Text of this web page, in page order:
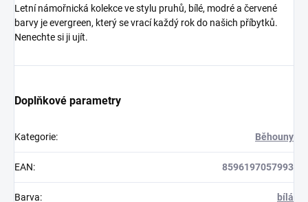
Letní námořnická kolekce ve stylu pruhů, bílé, modré a červené
barvy je evergreen, který se vrací každý rok do našich příbytků.
Nenechte si ji ujít.
Doplňkové parametry
Kategorie: Běhouny
EAN: 8596197057993
Barva: bílá